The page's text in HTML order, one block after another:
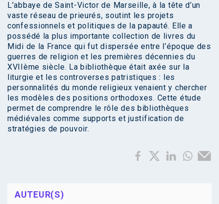
L’abbaye de Saint-Victor de Marseille, à la tête d’un
vaste réseau de prieurés, soutint les projets
confessionnels et politiques de la papauté. Elle a
possédé la plus importante collection de livres du
Midi de la France qui fut dispersée entre l’époque des
guerres de religion et les premières décennies du
XVIIème siècle. La bibliothèque était axée sur la
liturgie et les controverses patristiques : les
personnalités du monde religieux venaient y chercher
les modèles des positions orthodoxes. Cette étude
permet de comprendre le rôle des bibliothèques
médiévales comme supports et justification de
stratégies de pouvoir.
AUTEUR(S)